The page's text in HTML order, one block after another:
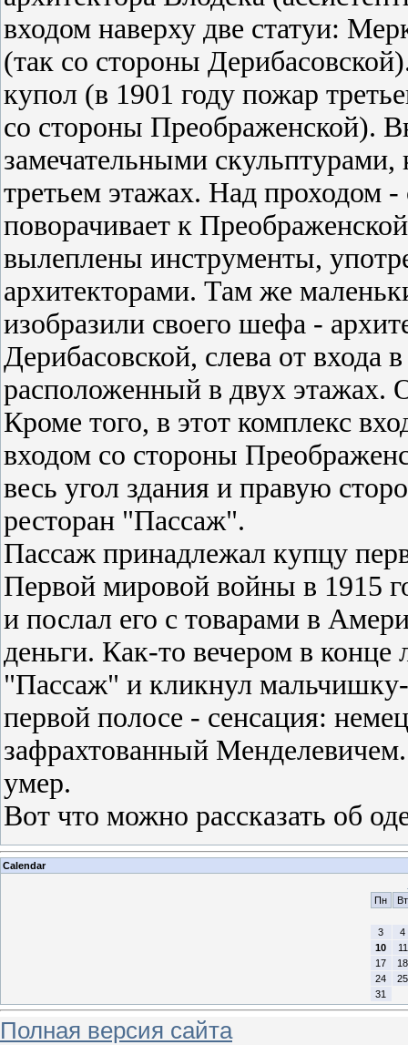
входом наверху две статуи:
(так со стороны
купол (в 1901 году пожар
со стороны Преображенской).
замечательными
третьем этажах. Над проходом
поворачивает к
вылеплены инструменты,
архитекторами. Там же
изобразили своего шефа -
Дерибасовской, слева от входа
расположенный в двух этажах.
Кроме того, в этот комплекс
входом со стороны
весь угол здания и правую
ресторан "Пассаж".
Пассаж принадлежал купцу
Первой мировой войны в 1915
и послал его с товарами в
деньги. Как-то вечером в
"Пассаж" и кликнул мальчишку-
первой полосе - сенсация:
зафрахтованный
умер.
Вот что можно рассказать об
Calendar
Пн
Вт
3
4
10
11
17
18
24
25
31
Полная версия сайта